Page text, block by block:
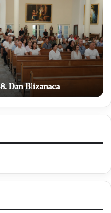
Dan Blizanaca
se
od